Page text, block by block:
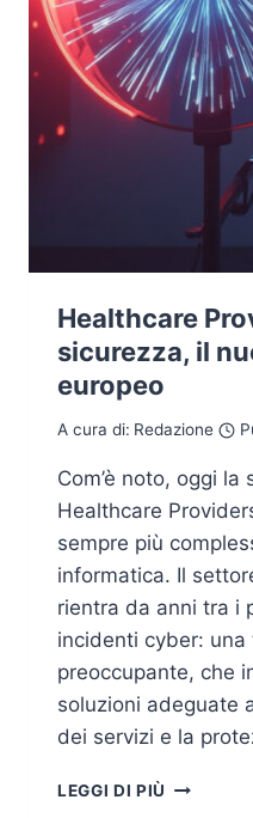
Healthcare
sicurezza, il
europeo
A cura di: Redazione
Com’è noto, oggi
Healthcare
sempre più
informatica. Il
rientra da anni tra i
incidenti cyber: una
preoccupante, che
soluzioni adeguate
dei servizi e la
LEGGI DI PIÙ